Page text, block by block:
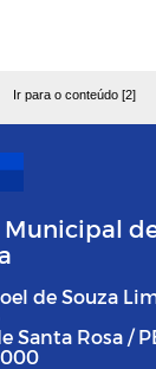
Ir para o conteúdo [2]
de Souza
Santa Rosa /
000